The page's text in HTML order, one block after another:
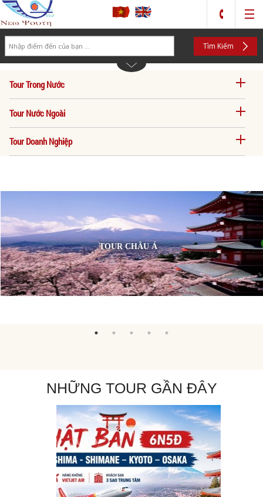
Tìm Kiếm
Tour Trong Nước
Tour Nước Ngoài
Tour Doanh Nghiệp
TOUR CHÂU Á
NHỮNG TOUR GẦN ĐÂY